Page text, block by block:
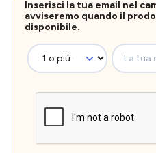
Inserisci la tua email nel
avviseremo quando il
disponibile.
La tua e-